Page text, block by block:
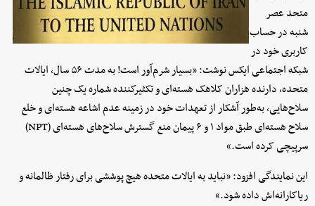
متحد عصر
شنبه در حساب
کاربری خود در
شبکه اجتماعی ایکس نوشت: «بسیار شرم‌آور است! به مدت ۵۶ سال، ایالات
متحده، دارنده هزاران کلاهک هسته‌ای و تکثیرکننده شماره یک چنین
سلاح‌هایی، به‌طور آشکار از تعهدات خود در زمینه عدم اشاعه هسته‌ای و خلع
سلاح هسته‌ای طبق مواد ۱ و ۶ پیمان منع گسترش سلاح‌های هسته‌ای (NPT)
سرپیچی کرده است.»
این نمایندگی افزود: «نباید به ایالات متحده هیچ پوششی برای رفتار ظالمانه و
ریاکارانه‌اش داده شود.»